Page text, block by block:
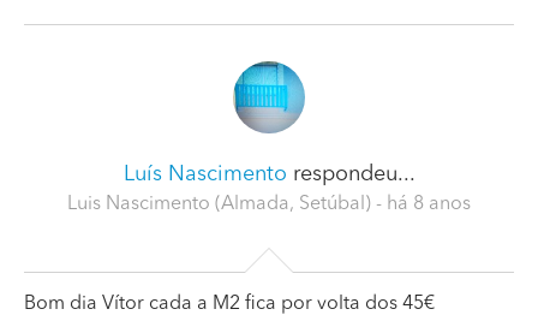
Luís Nascimento respondeu...
Luis Nascimento (Almada, Setúbal) - há 8 anos
Bom dia Vítor cada a M2 fica por volta dos 45€